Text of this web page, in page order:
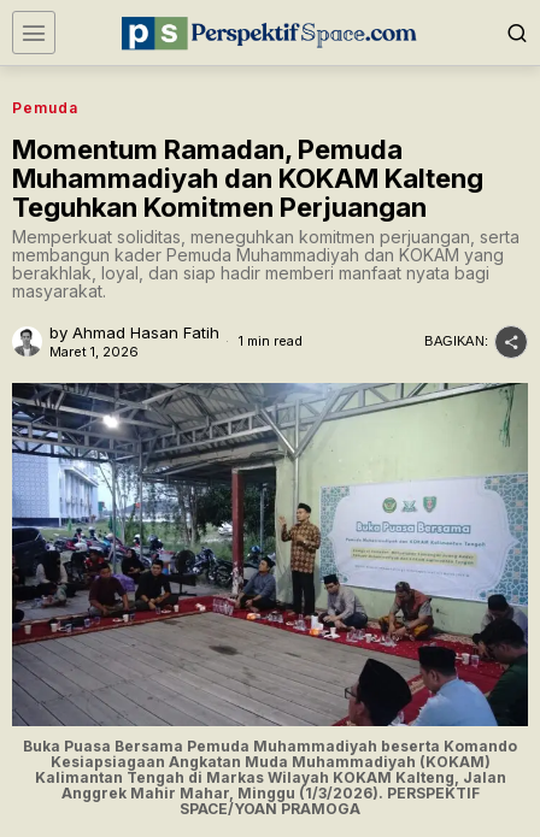
Pemuda
Momentum Ramadan, Pemuda
Muhammadiyah dan KOKAM Kalteng
Teguhkan Komitmen Perjuangan
Memperkuat soliditas, meneguhkan komitmen perjuangan, serta
membangun kader Pemuda Muhammadiyah dan KOKAM yang
berakhlak, loyal, dan siap hadir memberi manfaat nyata bagi
masyarakat.
by Ahmad Hasan Fatih
Maret 1, 2026
1 min read BAGIKAN:
Buka Puasa Bersama Pemuda Muhammadiyah beserta Komando
Kesiapsiagaan Angkatan Muda Muhammadiyah (KOKAM)
Kalimantan Tengah di Markas Wilayah KOKAM Kalteng, Jalan
Anggrek Mahir Mahar, Minggu (1/3/2026). PERSPEKTIF
SPACE/YOAN PRAMOGA